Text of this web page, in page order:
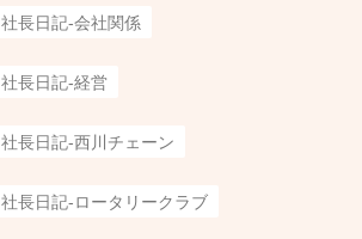
社長日記-会社関係
社長日記-経営
社長日記-西川チェーン
社長日記-ロータリークラブ